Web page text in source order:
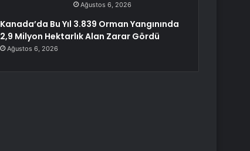
Ağustos 6, 2026
Kanada’da Bu Yıl 3.839 Orman Yangınında
2,9 Milyon Hektarlık Alan Zarar Gördü
Ağustos 6, 2026